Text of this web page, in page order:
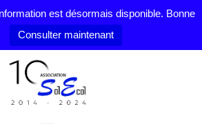
est désormais disponible. Bonne
Consulter maintenant